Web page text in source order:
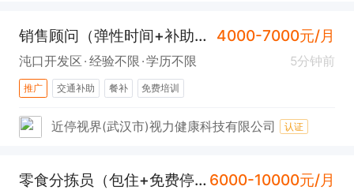
销售顾问（弹性时间+补助+沌口） 4000-7000元/月
沌口开发区 经验不限 学历不限 5分钟前
推广 交通补助 餐补 免费培训
近停视界(武汉市)视力健康科技有限公司 认证
零食分拣员（包住+免费停车充电+常福） 6000-10000元/月